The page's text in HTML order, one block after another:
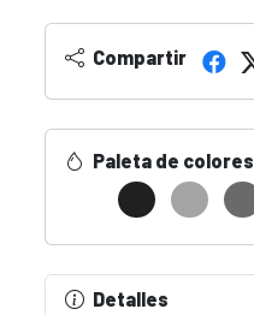
Compartir
Paleta de colores
Detalles